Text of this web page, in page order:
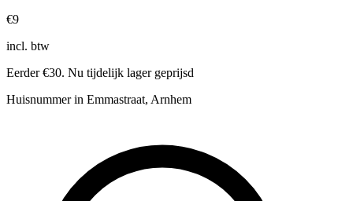
€9
incl. btw
Eerder €30. Nu tijdelijk lager geprijsd
Huisnummer in Emmastraat, Arnhem